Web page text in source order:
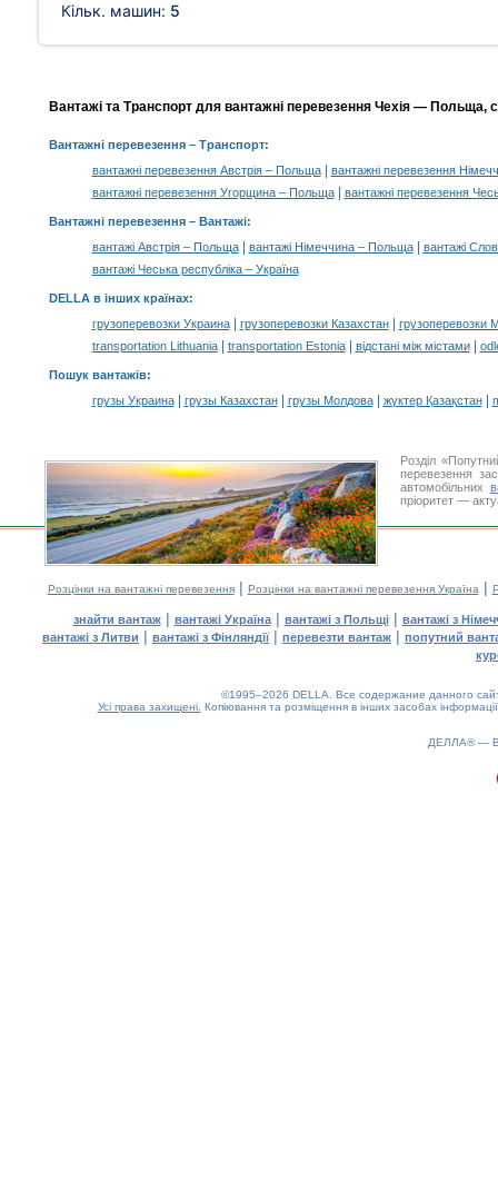
Кільк. машин: 5
Вантажі та Транспорт для вантажні перевезення Чехія — Польща,
Вантажні перевезення– Транспорт:
вантажні перевезення Австрія – Польща|
вантажні перевезення
вантажні перевезення Угорщина – Польща| вантажні перевезення
Вантажні перевезення – Вантажі:
вантажі Австрія – Польща| вантажі Німеччина – Польща|
вантажі
вантажі Чеська республіка – Україна
DELLA в інших країнах:
грузоперевозки Украина| грузоперевозки Казахстан|
грузоперевозки
transportation Lithuania| transportation Estonia| відстані між містами|
Пошук вантажів:
грузы Украина| грузы Казахстан| грузы Молдова| жүктер Қазақстан|
Розділ
перевезення
автомобільних
пріоритет —
Розцінки на вантажні перевезення| Розцінки на вантажні перевезення Україна |
знайти вантаж| вантажі Україна| вантажі з Польщі| вантажі з
вантажі з Литви | вантажі з Фінляндії| перевезти вантаж | попутний
©1995–2026 DELLA. Все содержание данного
Усі права захищені. Копіювання та розміщення в інших засобах
ДЕЛЛА® —